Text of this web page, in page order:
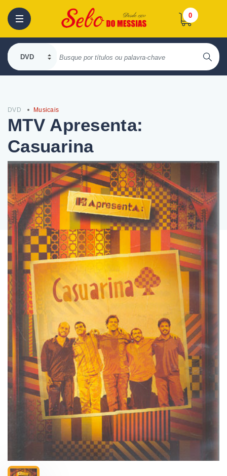
0
DVD Musicais
MTV Apresenta:
Casuarina